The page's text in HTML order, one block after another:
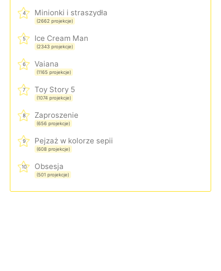
4 Minionki i straszydła
(2662 projekcje)
5 Ice Cream Man
(2343 projekcje)
6 Vaiana
(1165 projekcje)
7 Toy Story 5
(1074 projekcje)
8 Zaproszenie
(656 projekcje)
9 Pejzaż w kolorze sepii
(608 projekcje)
10 Obsesja
(501 projekcje)